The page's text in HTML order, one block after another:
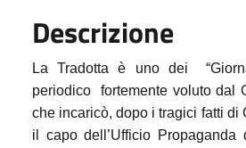
Descrizione
La Tradotta è uno dei
periodico fortemente voluto dal
che incaricò, dopo i tragici fatti di
il capo dell’Ufficio Propaganda